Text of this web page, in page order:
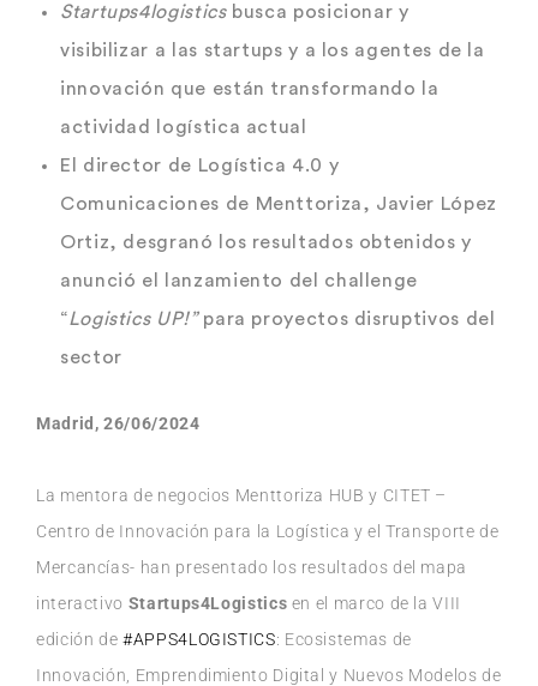
Startups4logisticsbusca posicionar y
visibilizar a las startups y a los agentes de la
innovación que están transformando la
actividad logística actual
El director de Logística 4.0 y
Comunicaciones de Menttoriza, Javier López
Ortiz, desgranó los resultados obtenidos y
anunció el lanzamiento del challenge
“Logistics UP!”para proyectos disruptivos del
sector
Madrid, 26/06/2024
La mentora de negocios Menttoriza HUB y CITET –
Centro de Innovación para la Logística y el Transporte de
Mercancías- han presentado los resultados del mapa
interactivo Startups4Logistics en el marco de la VIII
edición de#APPS4LOGISTICS: Ecosistemas de
Innovación, Emprendimiento Digital y Nuevos Modelos de